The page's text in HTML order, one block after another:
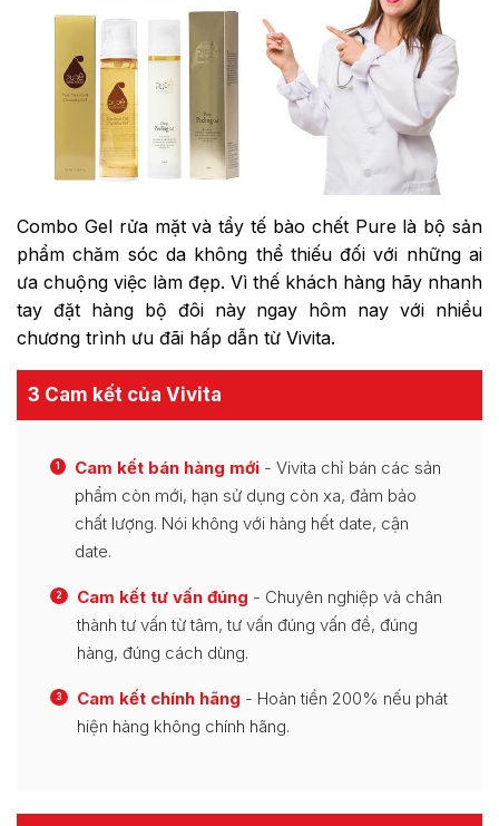
Combo Gel rửa mặt và tẩy tế bào chết Pure là bộ sản
phẩm chăm sóc da không thể thiếu đối với những ai
ưa chuộng việc làm đẹp. Vì thế khách hàng hãy nhanh
tay đặt hàng bộ đôi này ngay hôm nay với nhiều
chương trình ưu đãi hấp dẫn từ Vivita.
3 Cam kết của Vivita
1 Cam kết bán hàng mới - Vivita chỉ bán các sản
phẩm còn mới, hạn sử dụng còn xa, đảm bảo
chất lượng. Nói không với hàng hết date, cận
date.
2 Cam kết tư vấn đúng - Chuyên nghiệp và chân
thành tư vấn từ tâm, tư vấn đúng vấn đề, đúng
hàng, đúng cách dùng.
3 Cam kết chính hãng - Hoàn tiền 200% nếu phát
hiện hàng không chính hãng.